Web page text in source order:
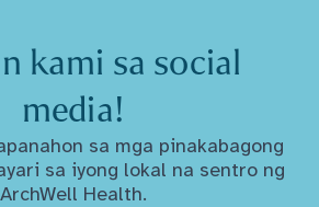
kami sa social
media!
sa mga pinakabagong
sa iyong lokal na sentro ng
ArchWell Health.